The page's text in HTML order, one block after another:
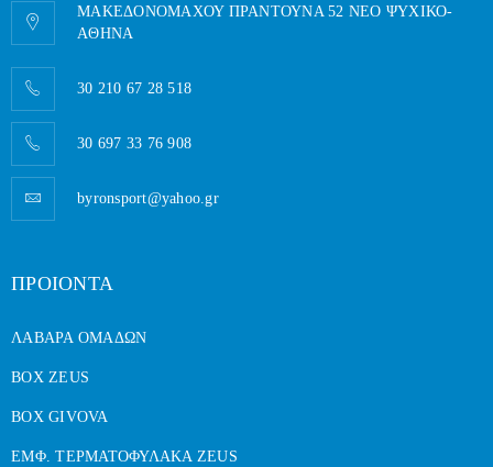
ΜΑΚΕΔΟΝΟΜΑΧΟΥ ΠΡΑΝΤΟΥΝΑ 52 ΝΕΟ ΨΥΧΙΚΟ-
AΘΗΝΑ
30 210 67 28 518
30 697 33 76 908
byronsport@yahoo.gr
ΠΡΟΙΟΝΤΑ
ΛΑΒΑΡΑ ΟΜΑΔΩΝ
BOX ZEUS
BOX GIVOVA
ΕΜΦ. ΤΕΡΜΑΤΟΦΥΛΑΚΑ ZEUS